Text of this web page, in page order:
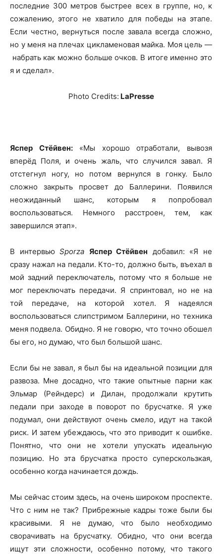
последние 300 метров быстрее всех в группе, но, к
сожалению, этого не хватило для победы на этапе.
Если честно, вернуться после завала всегда сложно,
но у меня на плечах цикламеновая майка. Моя цель —
набрать как можно больше очков. В итоге именно это
я и сделал».
Photo Credits: LaPresse
Яспер Стёйвен:«Мы хорошо отработали, вывозя
вперёд Поля, и очень жаль, что случился завал. Я
отстегнул ногу, но потом вернулся в гонку. Было
сложно закрыть просвет до Баллерини. Появился
неожиданный шанс, которым я попробовал
воспользоваться. Немного расстроен, тем, как
завершился этап».
В интервьюSporza Яспер Стёйвен добавил: «Я не
сразу нажал на педали. Кто-то, должно быть, въехал в
мой задний переключатель, потому что я больше не
мог переключать передачи. Я спринтовал, но не на
той передаче, на которой хотел. Я надеялся
воспользоваться слипстримом Баллерини, но техника
меня подвела. Обидно. Я не говорю, что точно обошел
бы его, но думаю, что был большой шанс.
Если бы не завал, я был бы на идеальной позиции для
развоза. Мне досадно, что такие опытные парни как
Эльмар (Рейндерс) и Дилан, продолжали крутить
педали при заходе в поворот по брусчатке. Я уже
подумал, они действуют очень смело, идут на такой
риск. И затем убеждаюсь, что это приводит к ошибке.
Понятно, что они не хотели упускать идеальную
позицию. Но эта брусчатка просто суперскользкая,
особенно когда начинается дождь.
Мы сейчас стоим здесь, на очень широком проспекте.
Что с ним не так? Прибрежные кадры тоже были бы
красивыми. Я не думаю, что было необходимо
сворачивать на брусчатку. Обидно, что они всегда
ищут эти сложности, особенно потому, что такого